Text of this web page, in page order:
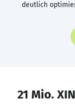
deutlich
21 Mio.